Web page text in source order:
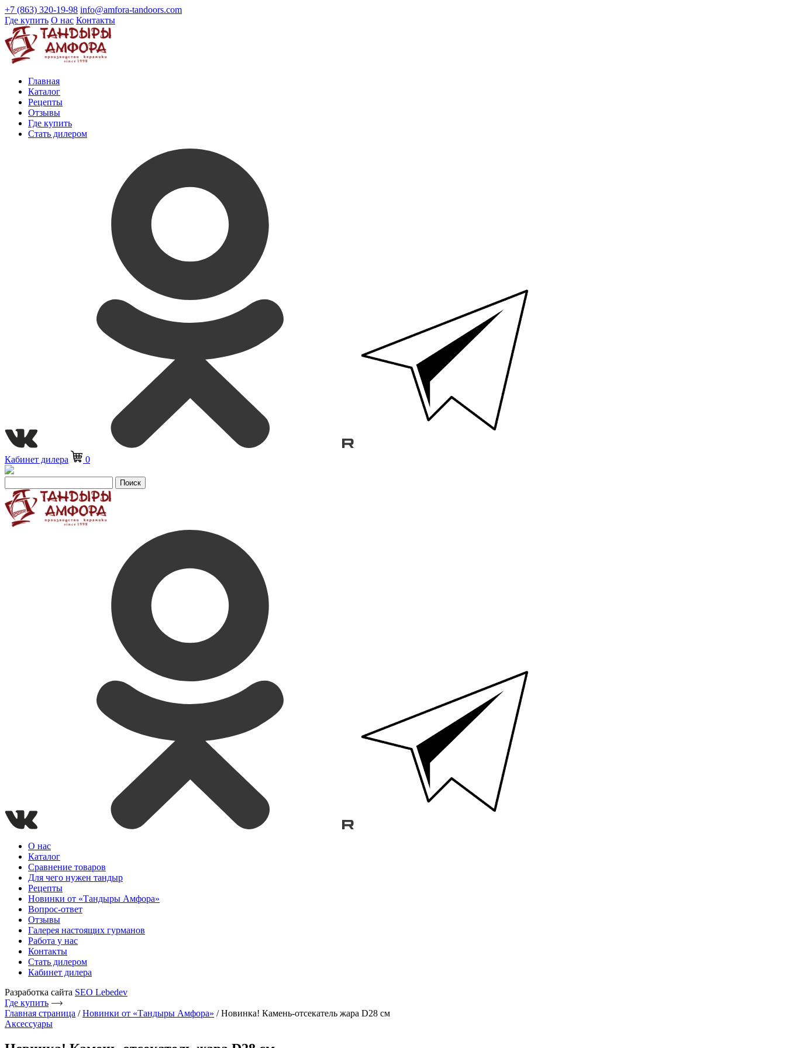
+7 (863) 320-19-98 info@amfora-tandoors.com
Где купить О нас Контакты
Главная
Каталог
Рецепты
Отзывы
Где купить
Стать дилером
Кабинет дилера 0
Поиск
О нас
Каталог
Сравнение товаров
Для чего нужен тандыр
Рецепты
Новинки от «Тандыры Амфора»
Вопрос-ответ
Отзывы
Галерея настоящих гурманов
Работа у нас
Контакты
Стать дилером
Кабинет дилера
Разработка сайта SEO Lebedev
Где купить
Главная страница /Новинки от «Тандыры Амфора» /Новинка! Камень-отсекатель жара D28 см
Аксессуары